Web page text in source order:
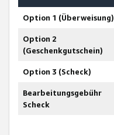
Option 1 (Überweisung)
Option 2
(Geschenkgutschein)
Option 3 (Scheck)
Bearbeitungsgebühr
Scheck